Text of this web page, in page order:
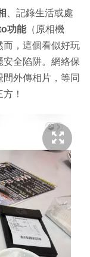
、記錄生活或處
功能（原相機
而，這個看似好玩
全陷阱。網絡保
外傳相片，等同
！